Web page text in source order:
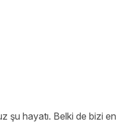
şu hayatı. Belki de bizi en